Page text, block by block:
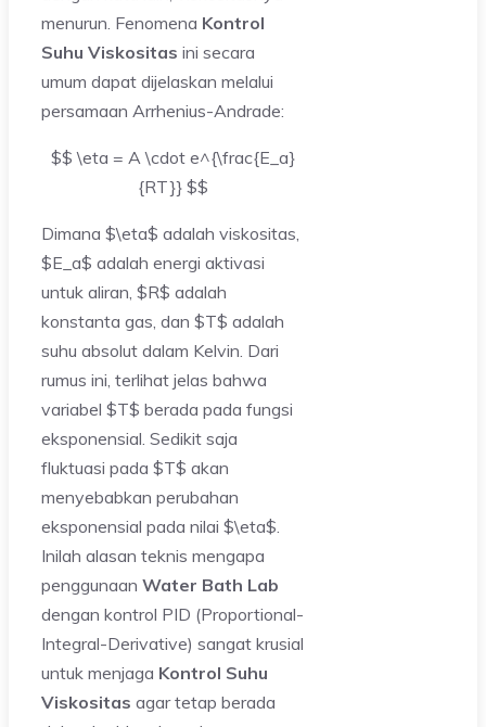
menurun. Fenomena Kontrol
Suhu Viskositas ini secara
umum dapat dijelaskan melalui
persamaan Arrhenius-Andrade:
$$ \eta = A \cdot e^{\frac{E_a}
{RT}} $$
Dimana $\eta$ adalah viskositas,
$E_a$ adalah energi aktivasi
untuk aliran, $R$ adalah
konstanta gas, dan $T$ adalah
suhu absolut dalam Kelvin. Dari
rumus ini, terlihat jelas bahwa
variabel $T$ berada pada fungsi
eksponensial. Sedikit saja
fluktuasi pada $T$ akan
menyebabkan perubahan
eksponensial pada nilai $\eta$.
Inilah alasan teknis mengapa
penggunaan Water Bath Lab
dengan kontrol PID (Proportional-
Integral-Derivative) sangat krusial
untuk menjaga Kontrol Suhu
Viskositas agar tetap berada